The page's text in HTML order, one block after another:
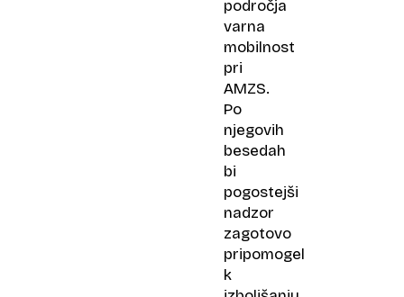
področja
varna
mobilnost
pri
AMZS.
Po
njegovih
besedah
bi
pogostejši
nadzor
zagotovo
pripomogel
k